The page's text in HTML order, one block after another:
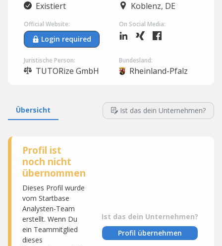
Existiert Koblenz, DE
Official Website:
Login required
On Social Media:
Juristische Person:
TUTORize GmbH
Bundesland:
Rheinland-Pfalz
Übersicht Ist das dein Unternehmen?
Profil ist
noch nicht
übernommen
Dieses Profil wurde
vom Startbase
Analysten-Team
erstellt. Wenn Du
ein Teammitglied
dieses
Ist das dein Unternehmen?
Profil übernehmen